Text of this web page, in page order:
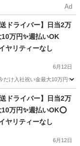
Ad
ドライバー】日当2万
万円✨週払いOK
ヤリティーなし
6月12日
だけ入社祝い金最大10万円✨
ドライバー】日当2万
万円✨週払いOK⭕️
ヤリティーなし
6月12日